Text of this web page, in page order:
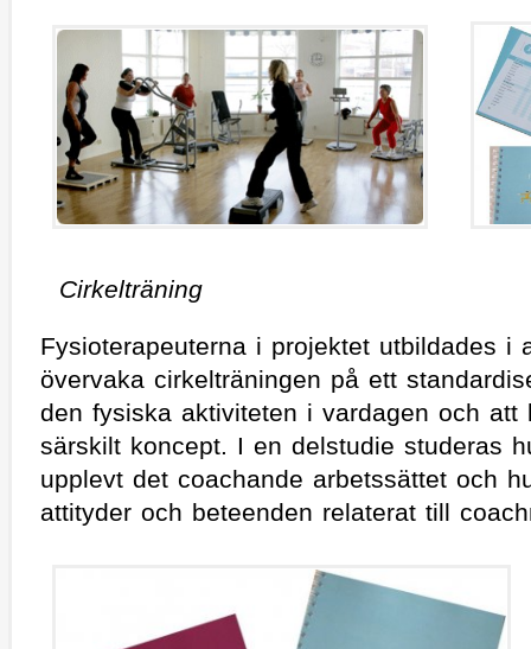
Fysioterapeuterna i projektet utbildades i
övervaka cirkelträningen på ett
den fysiska aktiviteten i vardagen och att
särskilt koncept. I en delstudie studeras
upplevt det coachande arbetssättet och
attityder och beteenden relaterat till